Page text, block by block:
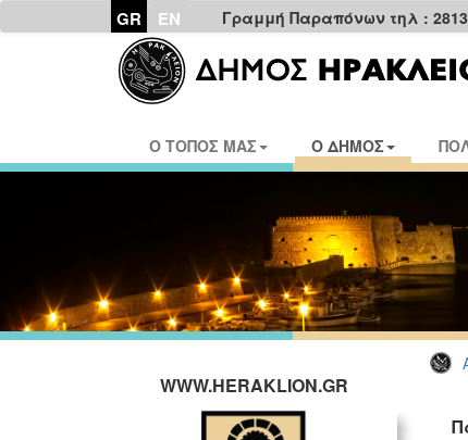
GR EN Γραμμή Παραπόνων τηλ :
Ο ΤΟΠΟΣ ΜΑΣ Ο ΔΗΜΟΣ
WWW.HERAKLION.GR